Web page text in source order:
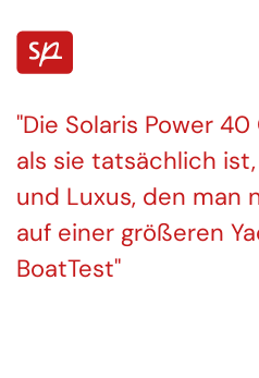
Die Solaris Power
als sie tatsächlich
und Luxus, den man
auf einer größeren
BoatTest